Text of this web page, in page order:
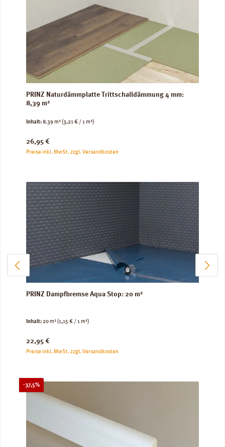
PRINZ Naturdämmplatte Trittschalldämmung 4 mm:
8,39 m²
Inhalt:8.39 m²(3,21 € / 1 m²)
Regulärer Preis:
26,95 €
Preise inkl. MwSt. zzgl. Versandkosten
PRINZ Dampfbremse Aqua Stop: 20 m²
Inhalt:20 m²(1,15 € / 1 m²)
Regulärer Preis:
22,95 €
Preise inkl. MwSt. zzgl. Versandkosten
-37,5%Rabatt